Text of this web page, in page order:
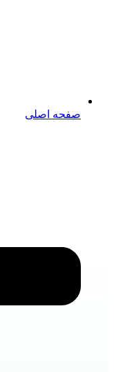
صفحه اصلی